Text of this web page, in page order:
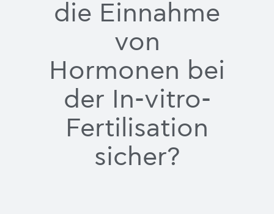
die Einnahme
von
Hormonen bei
der In-vitro-
Fertilisation
sicher?